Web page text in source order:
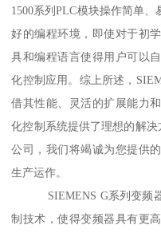
1500系列PLC模块操作简单
好的编程环境，即使对于初
具和编程语言使得用户可以
化控制应用。综上所述，
借其性能、灵活的扩展能力
化控制系统提供了理想的解
公司，我们将竭诚为您提供
生产运作。
SIEMENS G系列变频器
制技术，使得变频器具有更